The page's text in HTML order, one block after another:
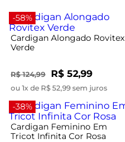
-58%
Cardigan Alongado Rovitex
Verde
R$ 124,99 R$ 52,99
ou 1x de R$ 52,99 sem juros
-38%
Cardigan Feminino Em
Tricot Infinita Cor Rosa